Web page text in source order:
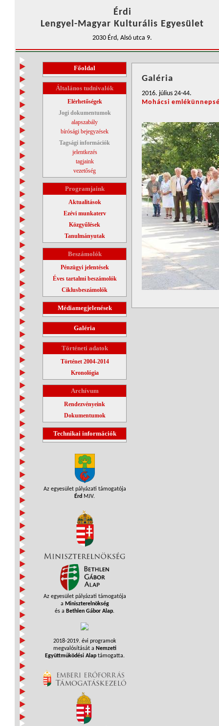
Érdi
Lengyel-Magyar Kulturális Egyesület
2030 Érd, Alsó utca 9.
Főoldal
Általános tudnivalók
Elérhetőségek
Jogi dokumentumok
alapszabály
bírósági bejegyzések
Tagsági információk
jelentkezés
tagjaink
vezetőség
Programjaink
Aktualitások
Ezévi munkaterv
Közgyűlések
Tanulmányutak
Beszámolók
Pénzügyi jelentések
Éves tartalmi beszámolók
Ciklusbeszámolók
Médiamegjelenések
Galéria
Történeti adatok
Történet 2004-2014
Kronológia
Archívum
Rendezvényeink
Dokumentumok
Technikai információk
Az egyesület pályázati támogatója
Érd MJV.
Az egyesület pályázati támogatója
a Miniszterelnökség
és a Bethlen Gábor Alap.
2018-2019. évi programok
megvalósítását a Nemzeti
Együttműködési Alaptámogatta.
Galéria
2016. július 24-44.
Mohácsi